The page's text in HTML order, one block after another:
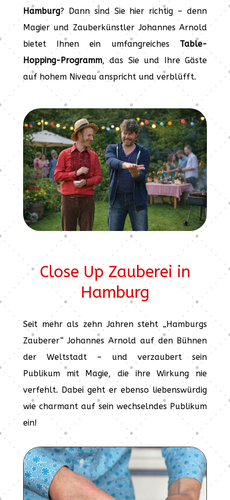
Hamburg? Dann sind Sie hier richtig – denn
Magier und Zauberkünstler Johannes Arnold
bietet Ihnen ein umfangreiches Table-
Hopping-Programm, das Sie und Ihre Gäste
auf hohem Niveau anspricht und verblüfft.
Close Up Zauberei in
Hamburg
Seit mehr als zehn Jahren steht „Hamburgs
Zauberer“ Johannes Arnold auf den Bühnen
der Weltstadt – und verzaubert sein
Publikum mit Magie, die ihre Wirkung nie
verfehlt. Dabei geht er ebenso liebenswürdig
wie charmant auf sein wechselndes Publikum
ein!